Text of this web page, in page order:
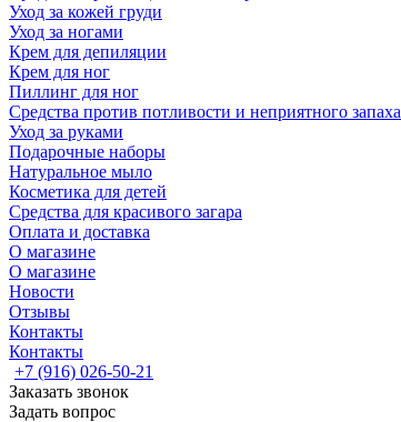
Уход за кожей груди
Уход за ногами
Крем для депиляции
Крем для ног
Пиллинг для ног
Средства против потливости и неприятного запаха
Уход за руками
Подарочные наборы
Натуральное мыло
Косметика для детей
Средства для красивого загара
Оплата и доставка
О магазине
О магазине
Новости
Отзывы
Контакты
Контакты
+7 (916) 026-50-21
Заказать звонок
Задать вопрос